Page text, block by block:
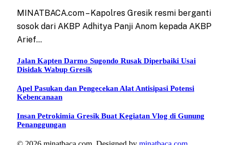
MINATBACA.com – Kapolres Gresik resmi berganti
sosok dari AKBP Adhitya Panji Anom kepada AKBP
Arief…
Jalan Kapten Darmo Sugondo Rusak Diperbaiki Usai
Disidak Wabup Gresik
Apel Pasukan dan Pengecekan Alat Antisipasi Potensi
Kebencanaan
Insan Petrokimia Gresik Buat Kegiatan Vlog di Gunung
Penanggungan